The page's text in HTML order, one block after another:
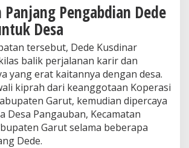
B
e
r
p
u
t
a
r
d
D
e
s
Panjang Pengabdian Dede
Desa
tersebut, Dede Kusdinar
balik perjalanan karir dan
yang erat kaitannya dengan desa.
kiprah dari keanggotaan Koperasi
Garut, kemudian dipercaya
Desa Pangauban, Kecamatan
Garut selama beberapa
Dede.